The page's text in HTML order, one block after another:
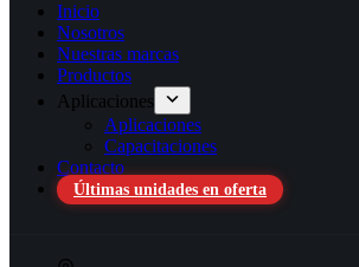
Inicio
Nosotros
Nuestras marcas
Productos
Aplicaciones
Aplicaciones
Capacitaciones
Contacto
Últimas unidades en oferta